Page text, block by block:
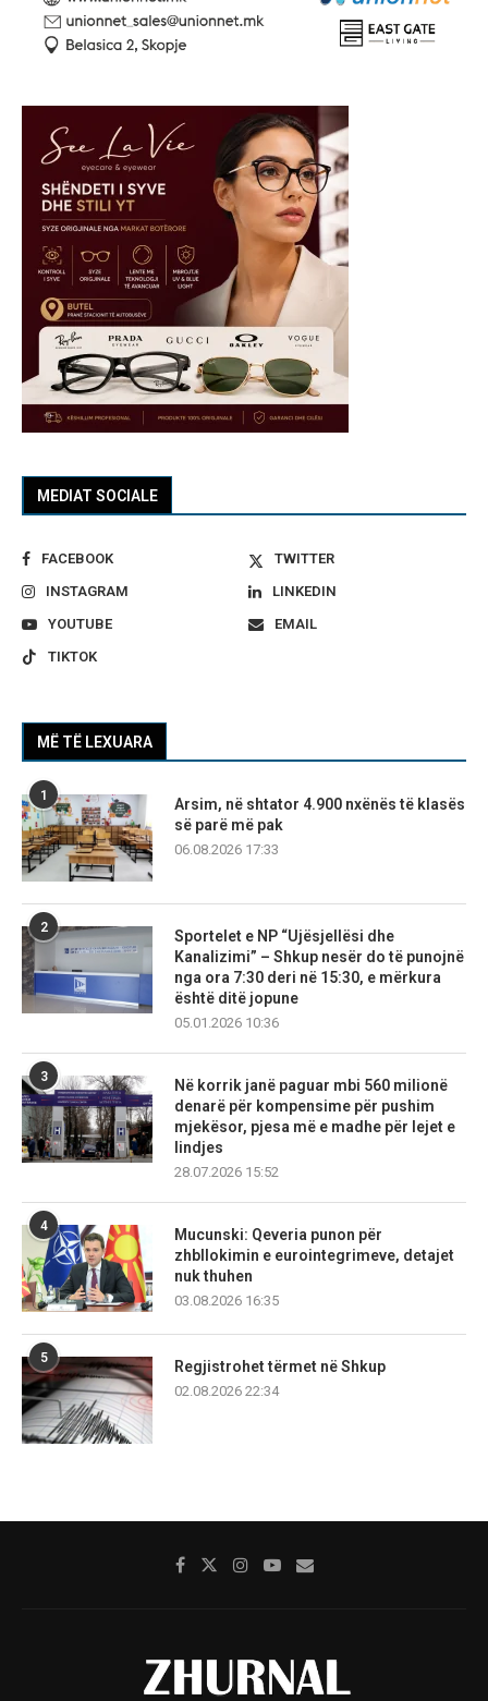
MEDIAT SOCIALE
FACEBOOK
TWITTER
INSTAGRAM
LINKEDIN
YOUTUBE
EMAIL
TIKTOK
MË TË LEXUARA
1
Arsim, në shtator 4.900 nxënës të klasës
së parë më pak
06.08.2026 17:33
2
Sportelet e NP “Ujësjellësi dhe
Kanalizimi” – Shkup nesër do të punojnë
nga ora 7:30 deri në 15:30, e mërkura
është ditë jopune
05.01.2026 10:36
3
Në korrik janë paguar mbi 560 milionë
denarë për kompensime për pushim
mjekësor, pjesa më e madhe për lejet e
lindjes
28.07.2026 15:52
4
Mucunski: Qeveria punon për
zhbllokimin e eurointegrimeve, detajet
nuk thuhen
03.08.2026 16:35
5
Regjistrohet tërmet në Shkup
02.08.2026 22:34